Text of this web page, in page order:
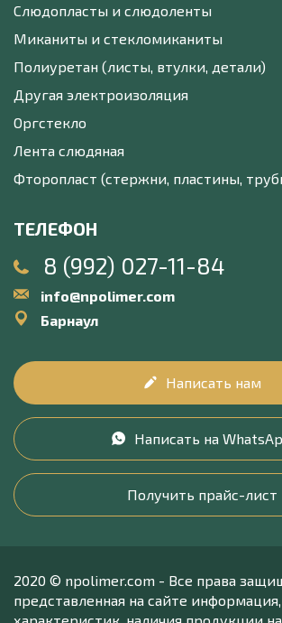
Слюдопласты и слюдоленты
Миканиты и стекломиканиты
Полиуретан (листы, втулки, детали)
Другая электроизоляция
Оргстекло
Лента слюдяная
Фторопласт (стержни, пластины,
ТЕЛЕФОН
8 (992) 027-11-84
info@npolimer.com
Барнаул
Написать нам
Написать на
Получить прайс-лист
2020 © npolimer.com - Все права
представленная на сайте